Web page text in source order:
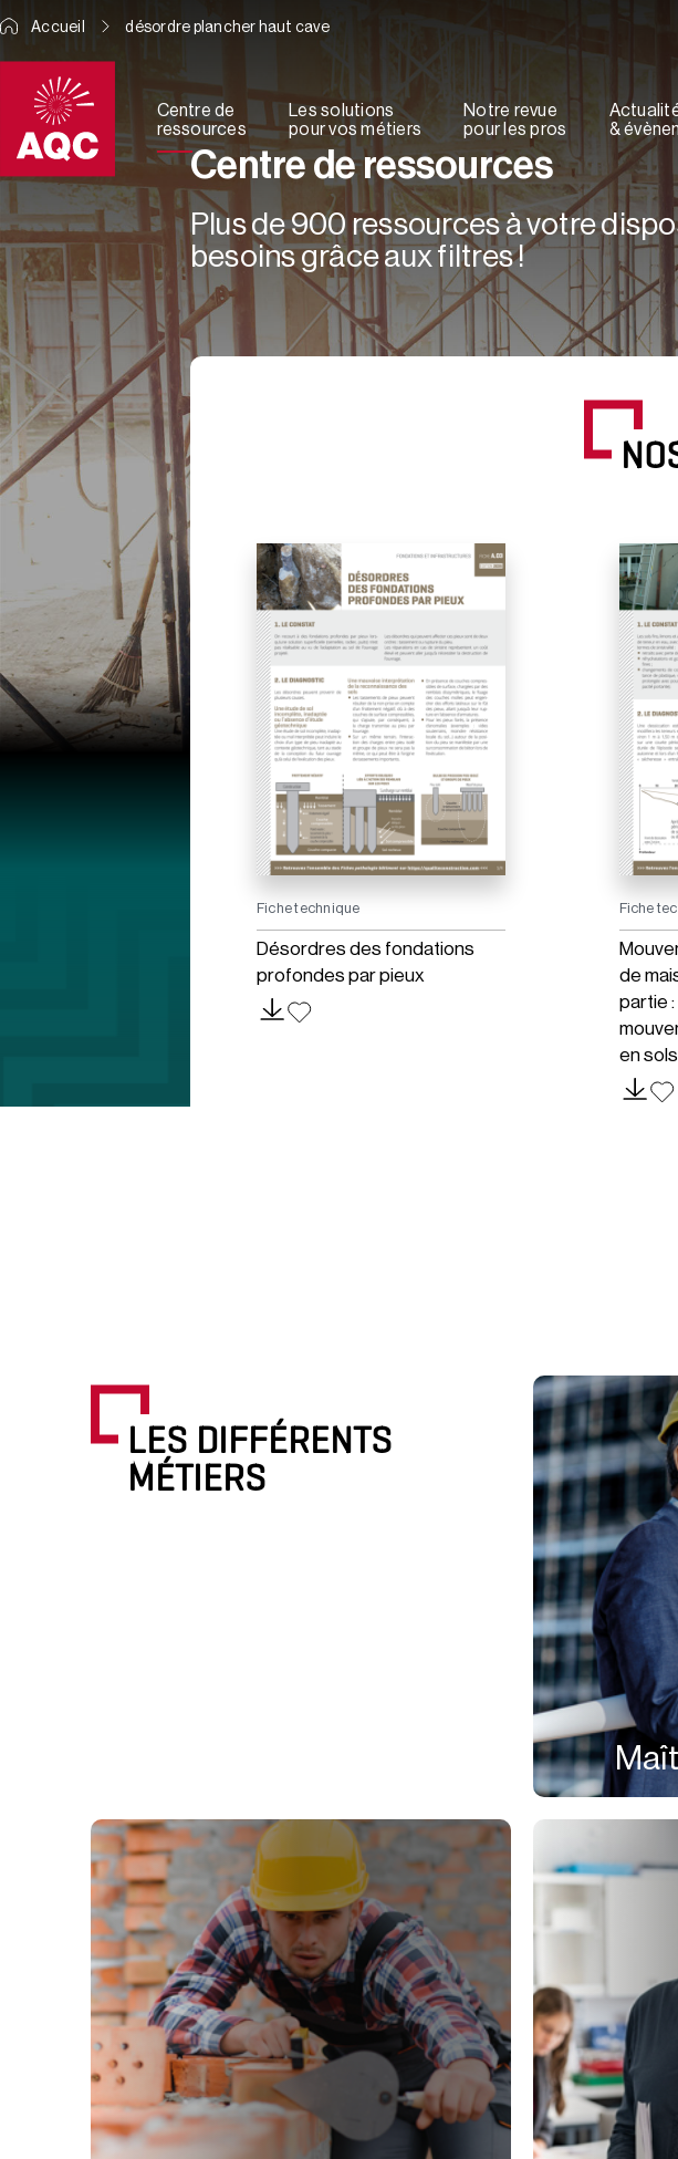
Centre de
ressources
Les solutions
pour vos métiers
Notre revue
pour les pros
&
Accueil désordre plancher haut cave
Centre de ressources
Plus de 900 ressources à votre
besoins grâce aux filtres !
Fiche technique
Désordres des fondations
profondes par pieux
Fiche
de
partie
en
LES DIFFÉRENTS
MÉTIERS